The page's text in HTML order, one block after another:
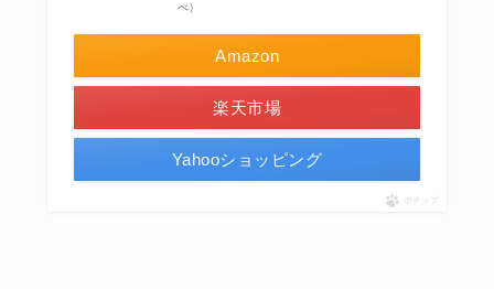
べ）
Amazon
楽天市場
Yahooショッピング
ポチップ